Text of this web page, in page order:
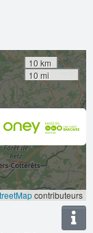
carte
10 km
10 mi
contributeurs